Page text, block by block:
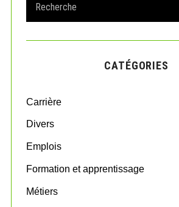
a
r
o
:
CATÉGORIES
Carrière
Divers
Emplois
Formation et apprentissage
Métiers